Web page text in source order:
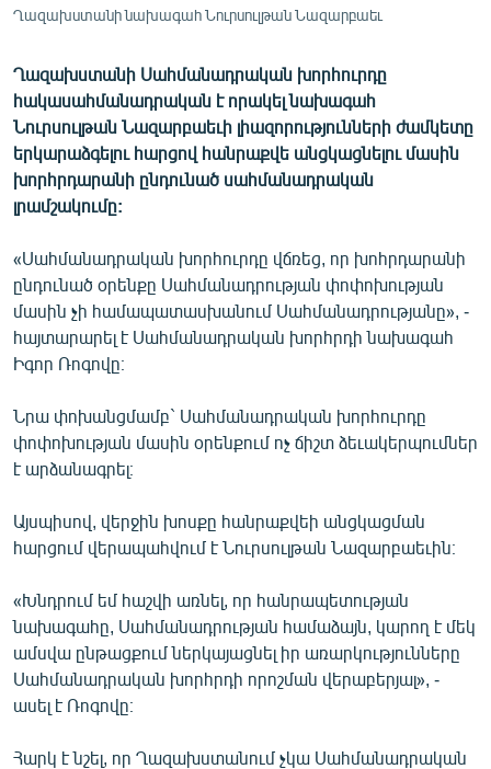
ՏԵՍԱՆՅՈՒԹԵՐ
ԲԱՆԱՎԵՃ
ՁԳՏԵԼՈՎ ԼԱՎԱԳՈՒՅՆԻՆ
ՓՈԴՔԱՍԹ
Հայերեն
English
Русский
«Ազատության» բոլոր կայքերը
Ղազախստանի նախագահ Նուրսուլթան Նազարբաեւ
Ղազախստանի Սահմանադրական խորհուրդը
հակասահմանադրական է որակել նախագահ
Նուրսուլթան Նազարբաեւի լիազորությունների ժամկետը
երկարաձգելու հարցով հանրաքվե անցկացնելու մասին
խորհրդարանի ընդունած սահմանադրական
լրամշակումը:
«Սահմանադրական խորհուրդը վճռեց, որ խոհրդարանի
ընդունած օրենքը Սահմանադրության փոփոխության
մասին չի համապատասխանում Սահմանադրությանը», -
հայտարարել է Սահմանադրական խորհրդի նախագահ
Իգոր Ռոգովը։
Նրա փոխանցմամբ` Սահմանադրական խորհուրդը
փոփոխության մասին օրենքում ոչ ճիշտ ձեւակերպումներ
է արձանագրել։
Այսպիսով, վերջին խոսքը հանրաքվեի անցկացման
հարցում վերապահվում է Նուրսուլթան Նազարբաեւին։
«Խնդրում եմ հաշվի առնել, որ հանրապետության
նախագահը, Սահմանադրության համաձայն, կարող է մեկ
ամսվա ընթացքում ներկայացնել իր առարկությունները
Սահմանադրական խորհրդի որոշման վերաբերյալ», -
ասել է Ռոգովը։
Հարկ է նշել, որ Ղազախստանում չկա Սահմանադրական